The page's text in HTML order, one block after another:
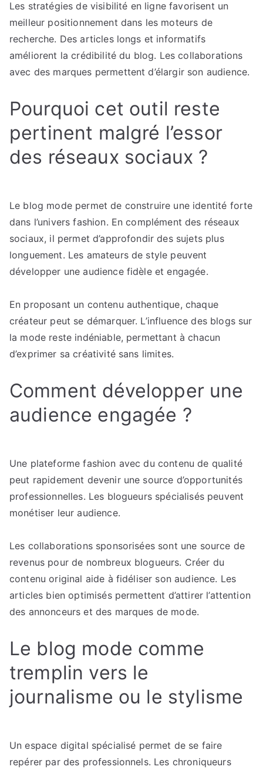
Les stratégies de visibilité en ligne favorisent un
meilleur positionnement dans les moteurs de
recherche. Des articles longs et informatifs
améliorent la crédibilité du blog. Les collaborations
avec des marques permettent d’élargir son audience.
Pourquoi cet outil reste
pertinent malgré l’essor
des réseaux sociaux ?
Le blog mode permet de construire une identité forte
dans l’univers fashion. En complément des réseaux
sociaux, il permet d’approfondir des sujets plus
longuement. Les amateurs de style peuvent
développer une audience fidèle et engagée.
En proposant un contenu authentique, chaque
créateur peut se démarquer. L’influence des blogs sur
la mode reste indéniable, permettant à chacun
d’exprimer sa créativité sans limites.
Comment développer une
audience engagée ?
Une plateforme fashion avec du contenu de qualité
peut rapidement devenir une source d’opportunités
professionnelles. Les blogueurs spécialisés peuvent
monétiser leur audience.
Les collaborations sponsorisées sont une source de
revenus pour de nombreux blogueurs. Créer du
contenu original aide à fidéliser son audience. Les
articles bien optimisés permettent d’attirer l’attention
des annonceurs et des marques de mode.
Le blog mode comme
tremplin vers le
journalisme ou le stylisme
Un espace digital spécialisé permet de se faire
repérer par des professionnels. Les chroniqueurs